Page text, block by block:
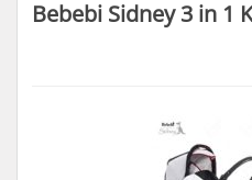
Bebebi Sidney 3 in 1